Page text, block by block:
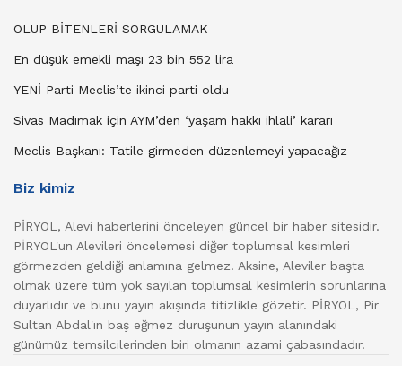
OLUP BİTENLERİ SORGULAMAK
En düşük emekli maşı 23 bin 552 lira
YENİ Parti Meclis’te ikinci parti oldu
Sivas Madımak için AYM’den ‘yaşam hakkı ihlali’ kararı
Meclis Başkanı: Tatile girmeden düzenlemeyi yapacağız
Biz kimiz
PİRYOL, Alevi haberlerini önceleyen güncel bir haber sitesidir.
PİRYOL'un Alevileri öncelemesi diğer toplumsal kesimleri
görmezden geldiği anlamına gelmez. Aksine, Aleviler başta
olmak üzere tüm yok sayılan toplumsal kesimlerin sorunlarına
duyarlıdır ve bunu yayın akışında titizlikle gözetir. PİRYOL, Pir
Sultan Abdal'ın baş eğmez duruşunun yayın alanındaki
günümüz temsilcilerinden biri olmanın azami çabasındadır.